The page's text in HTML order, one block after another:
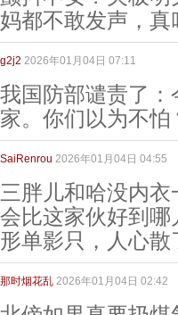
妈都不敢发声，真
g2j2 2026年01月04日 07:11
我国防部谴责了
家。你们以为不怕
SaiRenrou 2026年01月04日 04:55
三胖儿和哈没内
会比这家伙好到
形单影只，人心散
那时烟花乱 2026年01月04日 02:42